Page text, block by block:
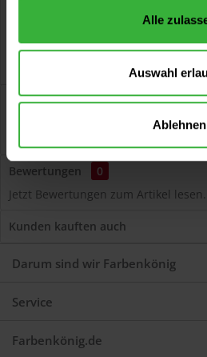
Alle
Auswahl
Ablehnen
Beschreibung
Rauhfaser-KRAFT-Ablöser RK
Bewertungen
0
Jetzt Bewertungen zum Artikel
Kunden kauften auch
Darum sind wir Farbenkönig
Service
Farbenkönig.de